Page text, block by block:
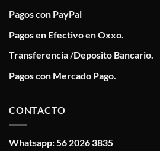
Pagos con PayPal
Pagos en Efectivo en Oxxo.
Transferencia /Deposito Bancario.
Pagos con Mercado Pago.
CONTACTO
Whatsapp: 56 2026 3835